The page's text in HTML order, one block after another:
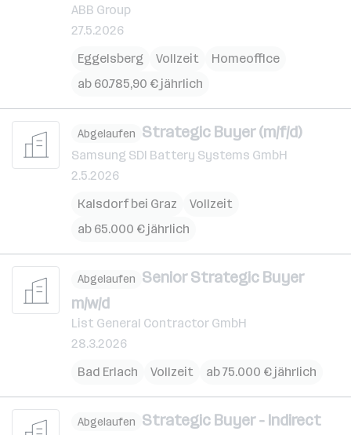
ABB Group
27.5.2026
Eggelsberg
Vollzeit
Homeoffice
ab 60.785,90 € jährlich
Abgelaufen Strategic Buyer (m/f/d)
Samsung SDI Battery Systems GmbH
2.5.2026
Kalsdorf bei Graz
Vollzeit
ab 65.000 € jährlich
Abgelaufen Senior Strategic Buyer
m/w/d
List General Contractor GmbH
28.3.2026
Bad Erlach
Vollzeit ab 75.000 € jährlich
Abgelaufen Strategic Buyer - Indirect